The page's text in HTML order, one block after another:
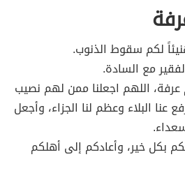
لكم سقوط الذنوب.
مع السادة.
اللهم اجعلنا ممن لهم نصيب
عنا البلاء وعظم لنا الجزاء، وأجعل
بكل خير، وأعادكم إلى أهلكم